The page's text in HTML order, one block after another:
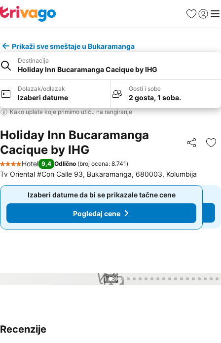
FavoritiPrijavi
Prikaži sve smeštaje u Bukaramanga
Destinacija
Holiday Inn Bucaramanga Cacique by IHG
Dolazak/odlazak
Izaberi datume
Gosti i sobe
2 gosta, 1 soba.
Kako uplate koje primimo utiču na rangiranje
Holiday Inn Bucaramanga
Cacique by IHG
Deli
4 Zvezdice
Hotel 9,4 Odlično (broj ocena: 8.741)
Tv Oriental #Con Calle 93, Bukaramanga, 680003, Kolumbija
Izaberi datume da bi se prikazale tačne cene
Pogledaj cene
Izaberi datume da bi se prikazale tačne cene
Pogledaj cene
1 / 81
Recenzije